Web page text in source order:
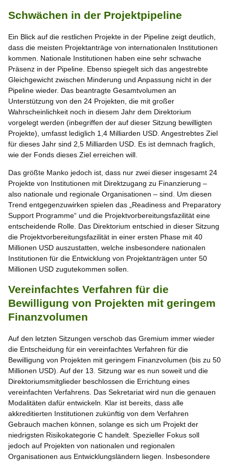
Schwächen in der Projektpipeline
Ein Blick auf die restlichen Projekte in der Pipeline zeigt deutlich,
dass die meisten Projektanträge von internationalen Institutionen
kommen. Nationale Institutionen haben eine sehr schwache
Präsenz in der Pipeline. Ebenso spiegelt sich das angestrebte
Gleichgewicht zwischen Minderung und Anpassung nicht in der
Pipeline wieder. Das beantragte Gesamtvolumen an
Unterstützung von den 24 Projekten, die mit großer
Wahrscheinlichkeit noch in diesem Jahr dem Direktorium
vorgelegt werden (inbegriffen der auf dieser Sitzung bewilligten
Projekte), umfasst lediglich 1,4 Milliarden USD. Angestrebtes Ziel
für dieses Jahr sind 2,5 Milliarden USD. Es ist demnach fraglich,
wie der Fonds dieses Ziel erreichen will.
Das größte Manko jedoch ist, dass nur zwei dieser insgesamt 24
Projekte von Institutionen mit Direktzugang zu Finanzierung –
also nationale und regionale Organisationen – sind. Um diesen
Trend entgegenzuwirken spielen das „Readiness and Preparatory
Support Programme“ und die Projektvorbereitungsfazilität eine
entscheidende Rolle. Das Direktorium entschied in dieser Sitzung
die Projektvorbereitungsfazilität in einer ersten Phase mit 40
Millionen USD auszustatten, welche insbesondere nationalen
Institutionen für die Entwicklung von Projektanträgen unter 50
Millionen USD zugutekommen sollen.
Vereinfachtes Verfahren für die
Bewilligung von Projekten mit geringem
Finanzvolumen
Auf den letzten Sitzungen verschob das Gremium immer wieder
die Entscheidung für ein vereinfachtes Verfahren für die
Bewilligung von Projekten mit geringem Finanzvolumen (bis zu 50
Millionen USD). Auf der 13. Sitzung war es nun soweit und die
Direktoriumsmitglieder beschlossen die Errichtung eines
vereinfachten Verfahrens. Das Sekretariat wird nun die genauen
Modalitäten dafür entwickeln. Klar ist bereits, dass alle
akkreditierten Institutionen zukünftig von dem Verfahren
Gebrauch machen können, solange es sich um Projekt der
niedrigsten Risikokategorie C handelt. Spezieller Fokus soll
jedoch auf Projekten von nationalen und regionalen
Organisationen aus Entwicklungsländern liegen. Insbesondere